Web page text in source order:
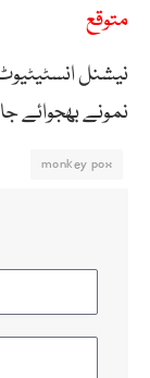
متوقع
نیشنل
نمونے بھجوائے
monkey pox